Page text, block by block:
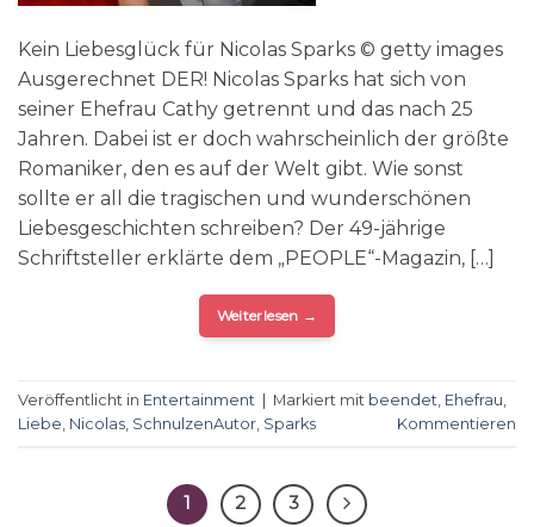
Kein Liebesglück für Nicolas Sparks © getty images
Ausgerechnet DER! Nicolas Sparks hat sich von
seiner Ehefrau Cathy getrennt und das nach 25
Jahren. Dabei ist er doch wahrscheinlich der größte
Romaniker, den es auf der Welt gibt. Wie sonst
sollte er all die tragischen und wunderschönen
Liebesgeschichten schreiben? Der 49-jährige
Schriftsteller erklärte dem „PEOPLE“-Magazin, […]
Weiterlesen →
Veröffentlicht in Entertainment Markiert mit beendet, Ehefrau,
Liebe, Nicolas, SchnulzenAutor, Sparks Kommentieren
1 2 3